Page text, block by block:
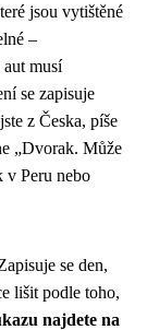
jsou vytištěné
–
musí
se zapisuje
z Česka, píše
„Dvorak. Může
v Peru nebo
se den,
lišit podle toho,
najdete na